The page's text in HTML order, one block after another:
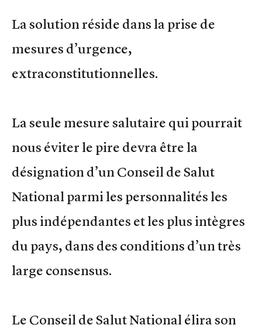
La solution réside dans la prise de
mesures d’urgence,
extraconstitutionnelles.
La seule mesure salutaire qui pourrait
nous éviter le pire devra être la
désignation d’un Conseil de Salut
National parmi les personnalités les
plus indépendantes et les plus intègres
du pays, dans des conditions d’un très
large consensus.
Le Conseil de Salut National élira son